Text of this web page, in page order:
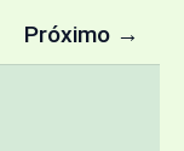
Próximo →